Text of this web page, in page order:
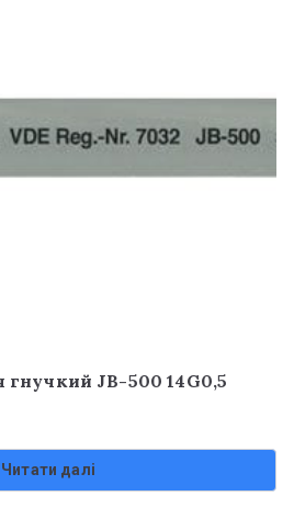
гнучкий JB-500 14G0,5
Читати далі